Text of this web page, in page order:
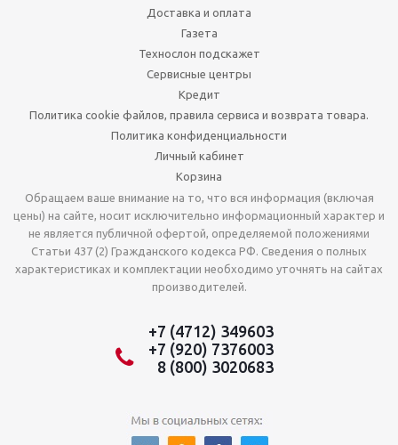
Доставка и оплата
Газета
Технослон подскажет
Сервисные центры
Кредит
Политика cookie файлов, правила сервиса и возврата товара.
Политика конфиденциальности
Личный кабинет
Корзина
Обращаем ваше внимание на то, что вся информация (включая
цены) на сайте, носит исключительно информационный характер и
не является публичной офертой, определяемой положениями
Статьи 437 (2) Гражданского кодекса РФ. Сведения о полных
характеристиках и комплектации необходимо уточнять на сайтах
производителей.
+7 (4712) 349603
+7 (920) 7376003
8 (800) 3020683